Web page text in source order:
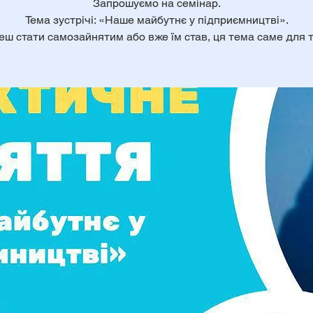
Запрошуємо на семінар.
Тема зустрічі: «Наше майбутнє у підприємництві».
стати самозайнятим або вже їм став, ця тема саме для